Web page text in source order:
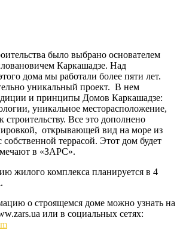
было выбрано основателем
Каркашадзе. Над
дома мы работали более пяти лет.
уникальный проект. В нем
и принципы Домов Каркашадзе:
уникальное месторасположение,
Все это дополнено
открывающей вид на море из
террасой. Этот дом будет
в «ЗАРС».
жилого комплекса планируется в 4
о строящемся доме можно узнать на
или в социальных сетях: